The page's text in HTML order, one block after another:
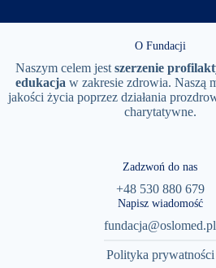
O Fundacji
Naszym celem jestszerzenie
edukacja w zakresie zdrowia. Naszą
jakości życia poprzez działania
charytatywne.
Zadzwoń do nas
+48 530 880 679
Napisz wiadomość
fundacja@oslomed.pl
Polityka prywatności